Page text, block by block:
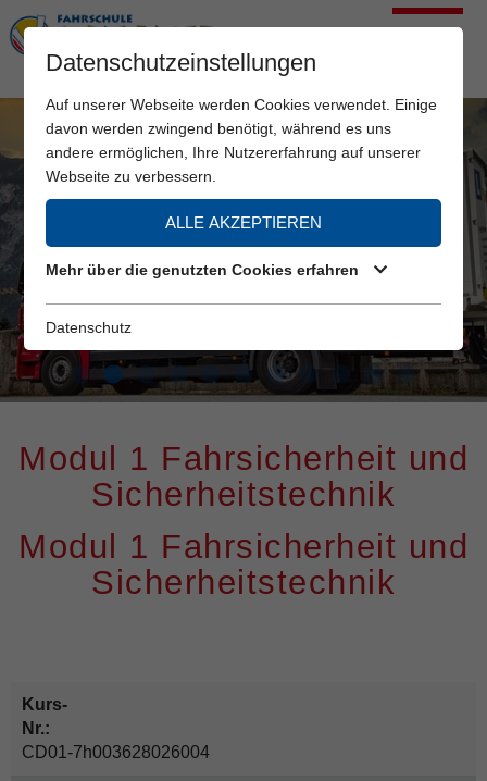
Modul 1 Fahrsicherheit und
Sicherheitstechnik
Modul 1 Fahrsicherheit und
Sicherheitstechnik
Kurs-
Nr.:
CD01-7h003628026004
Datenschutzeinstellungen
Auf unserer Webseite werden Cookies verwendet. Einige
davon werden zwingend benötigt, während es uns
andere ermöglichen, Ihre Nutzererfahrung auf unserer
Webseite zu verbessern.
ALLE AKZEPTIEREN
Mehr über die genutzten Cookies erfahren
Datenschutz